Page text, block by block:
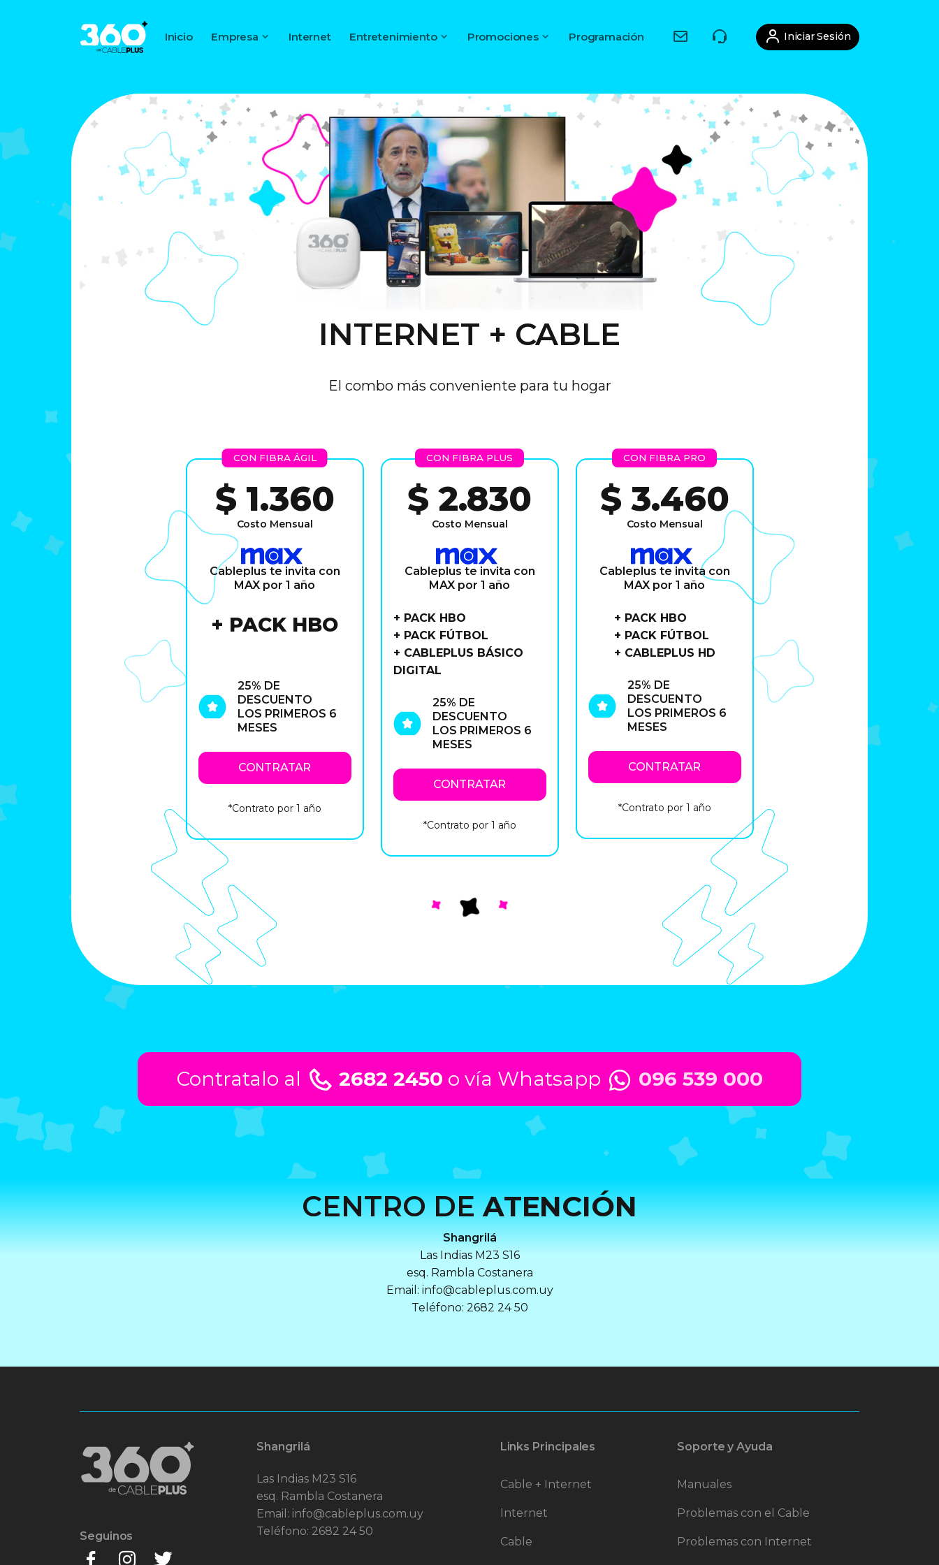
Iniciar Sesión
Inicio Empresa Internet Entretenimiento Promociones Programación
INTERNET + CABLE
El combo más conveniente para tu hogar
CON FIBRA ÁGIL
$ 1.360
Costo Mensual
Cableplus te invita con
MAX por 1 año
+ PACK HBO
25% DE
DESCUENTO
LOS PRIMEROS 6
MESES
CONTRATAR
*Contrato por 1 año
CON FIBRA PLUS
$ 2.830
Costo Mensual
Cableplus te invita con
MAX por 1 año
+ PACK HBO
+ PACK FÚTBOL
+ CABLEPLUS BÁSICO
DIGITAL
25% DE
DESCUENTO
LOS PRIMEROS 6
MESES
CONTRATAR
*Contrato por 1 año
CON FIBRA PRO
$ 3.460
Costo Mensual
Cableplus te invita con
MAX por 1 año
+ PACK HBO
+ PACK FÚTBOL
+ CABLEPLUS HD
25% DE
DESCUENTO
LOS PRIMEROS 6
MESES
CONTRATAR
*Contrato por 1 año
Contratalo al 2682 2450 o vía Whatsapp 096 539 000
CENTRO DEATENCIÓN
Shangrilá
Las Indias M23 S16
esq. Rambla Costanera
Email: info@cableplus.com.uy
Teléfono: 2682 24 50
Seguinos
Shangrilá
Las Indias M23 S16
esq. Rambla Costanera
Email: info@cableplus.com.uy
Teléfono: 2682 24 50
Links Principales
Cable + Internet
Internet
Cable
Soporte y Ayuda
Manuales
Problemas con el Cable
Problemas con Internet